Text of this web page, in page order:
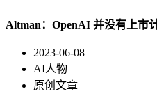
Altman：OpenAI 并没有上市
2023-06-08
AI人物
原创文章